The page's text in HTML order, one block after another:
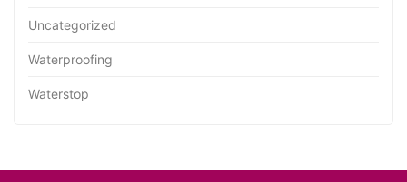
Uncategorized
Waterproofing
Waterstop